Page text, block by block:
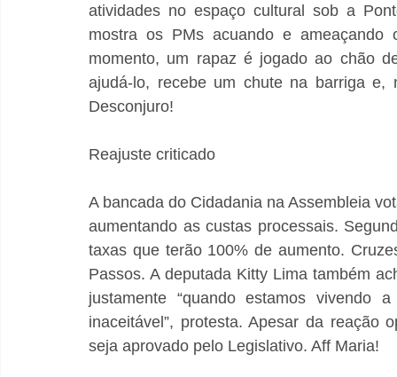
atividades no espaço cultural sob a
mostra os PMs acuando e ameaçando
momento, um rapaz é jogado ao chão
ajudá-lo, recebe um chute na barriga e,
Desconjuro!
Reajuste criticado
A bancada do Cidadania na Assembleia
aumentando as custas processais.
taxas que terão 100% de aumento.
Passos. A deputada Kitty Lima também
justamente “quando estamos vivendo
inaceitável”, protesta. Apesar da reação
seja aprovado pelo Legislativo. Aff Maria!